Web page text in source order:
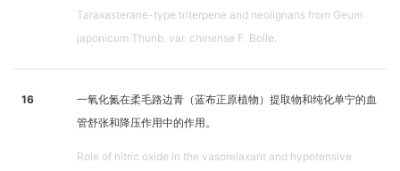
Taraxasterane-type triterpene and neolignans from Geum
japonicum Thunb. var. chinense F. Bolle.
16
一氧化氮在柔毛路边青（蓝布正原植物）提取物和纯化单宁的血
管舒张和降压作用中的作用。
Role of nitric oxide in the vasorelaxant and hypotensive